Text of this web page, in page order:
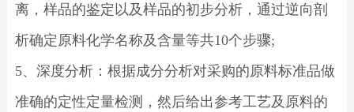
离，样品的鉴定以及样品的初步分析，通过逆向剖
析确定原料化学名称及含量等共10个步骤;
5、深度分析：根据成分分析对采购的原料标准品做
准确的定性定量检测，然后给出参考工艺及原料的